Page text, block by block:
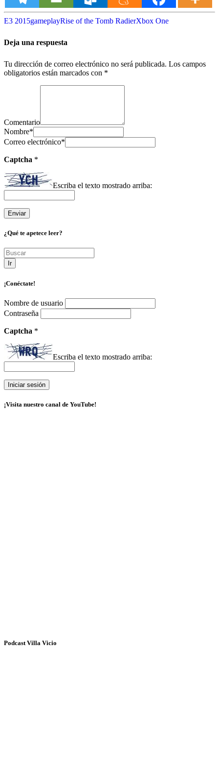
E3 2015gameplayRise of the Tomb RadierXbox One
Deja una respuesta
Tu dirección de correo electrónico no será publicada. Los campos
obligatorios están marcados con *
Comentario
Nombre*
Correo electrónico*
Captcha *
Escriba el texto mostrado arriba:
¿Qué te apetece leer?
Ir
¡Conéctate!
Nombre de usuario
Contraseña
Captcha *
Escriba el texto mostrado arriba:
¡Visita nuestro canal de YouTube!
Podcast Villa Vicio